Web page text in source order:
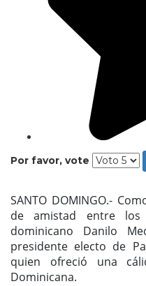
Por favor, vote
SANTO DOMINGO.-
de amistad entre los
dominicano Danilo
presidente electo de
quien ofreció una
Dominicana.